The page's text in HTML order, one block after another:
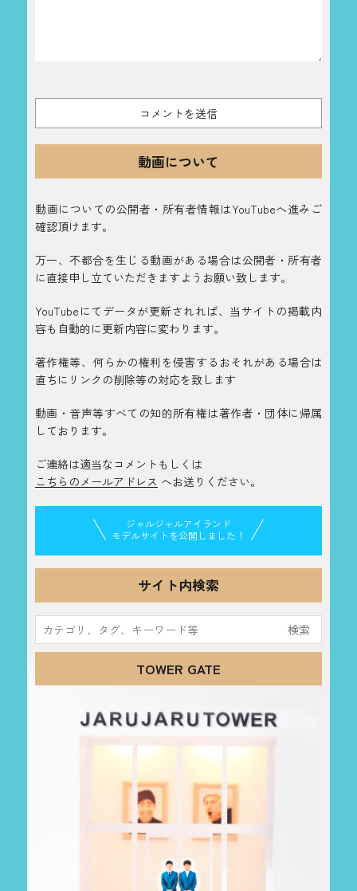
動画について
動画についての公開者・所有者情報はYouTubeへ進みご
確認頂けます。
万一、不都合を生じる動画がある場合は公開者・所有者
に直接申し立ていただきますようお願い致します。
YouTubeにてデータが更新されれば、当サイトの掲載内
容も自動的に更新内容に変わります。
著作権等、何らかの権利を侵害するおそれがある場合は
直ちにリンクの削除等の対応を致します
動画・音声等すべての知的所有権は著作者・団体に帰属
しております。
ご連絡は適当なコメントもしくは
こちらのメールアドレス へお送りください。
ジャルジャルアイランド
モデルサイトを公開しました！
サイト内検索
索:
TOWER GATE